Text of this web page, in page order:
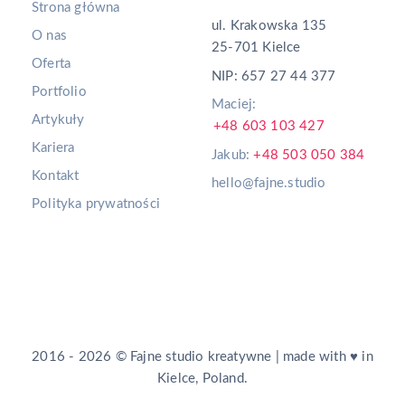
Strona główna
O nas
Oferta
Portfolio
Artykuły
Kariera
Kontakt
Polityka prywatności
ul. Krakowska 135
25-701 Kielce
NIP: 657 27 44 377
Maciej:
+48 603 103 427
Jakub:+48 503 050 384
hello@fajne.studio
2016 - 2026 © Fajne studio kreatywne | made with ♥ in
Kielce, Poland.